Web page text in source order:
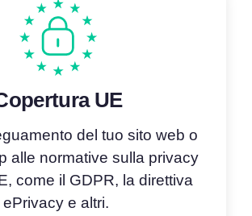
UE
del tuo sito web o
alle normative sulla privacy
come il GDPR, la direttiva
ePrivacy e altri.